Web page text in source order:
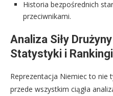
Historia bezpośrednich
przeciwnikami.
Analiza Siły
Statystyki i
Reprezentacja Niemiec to nie
przede wszystkim ciągła